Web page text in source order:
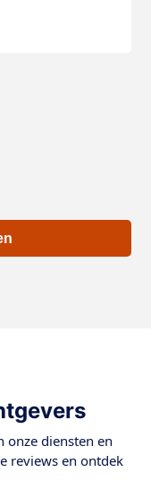
onze diensten en
reviews en ontdek